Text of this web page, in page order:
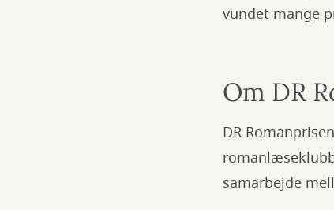
vundet mange
Om DR
DR
samarbejde